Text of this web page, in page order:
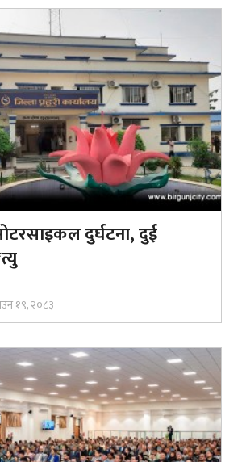
दुर्घटना, दुई
१९, २०८३